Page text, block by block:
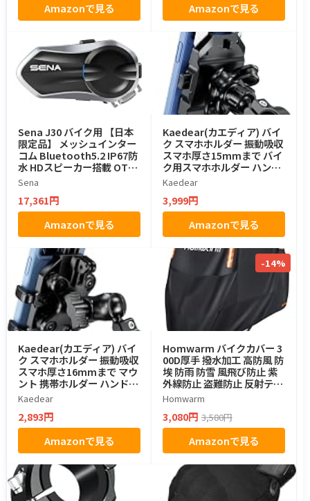
Amazonで見る
Amazonで見る
Sena J30 バイク用 【日本
限定品】 メッシュインター
コム Bluetooth5.2 IP67防
水 HDスピーカー搭載 OTA
アップグレード対応 グルー
プ通話 音楽再生 GPS ナビ
スマートフォン接続 日本語
音声案内 ツーリング用 【日
本正規輸入品】（シングル
セット）
Sena
17,361円
Amazonで見る
Kaedear(カエディア) バイ
ク スマホホルダー 振動吸収
スマホ厚さ15mmまで バイ
ク用スマホホルダー ハンド
ル KDR-M11CPJ-BK
Kaedear
3,999円
Amazonで見る
Kaedear(カエディア) バイ
ク スマホホルダー 振動吸収
スマホ厚さ16mmまで マウ
ント 携帯ホルダー ハンドル
原付 KDR-M26D
Kaedear
2,893円
Amazonで見る
-14%
Homwarm バイクカバー 3
00D厚手 撥水加工 高防風 防
埃 防雨 防雪 風飛び防止 紫
外線防止 盗難防止 反射テー
プ 収納バッグ付き 2XL
Homwarm
3,080円 3,580円
Amazonで見る